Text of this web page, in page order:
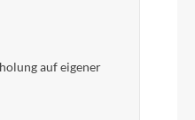
auf eigener